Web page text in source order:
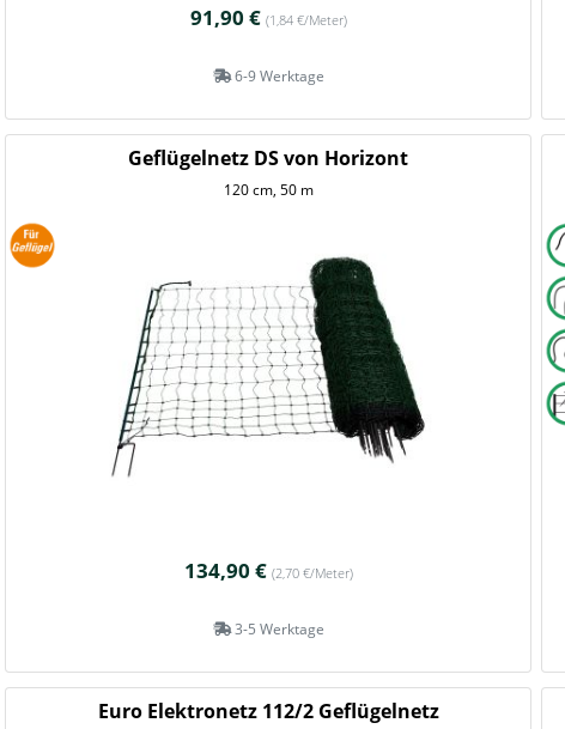
91,90 € (1,84 €/Meter)
6-9 Werktage
Geflügelnetz DS von Horizont
120 cm, 50 m
134,90 € (2,70 €/Meter)
3-5 Werktage
Euro Elektronetz 112/2 Geflügelnetz